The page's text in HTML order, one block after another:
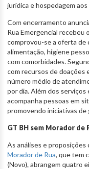
jurídica e hospedagem
Com encerramento
Rua Emergencial recebeu
comprovou-se a oferta de
alimentação, higiene
com comorbidades.
com recursos de doações
número médio de
por dia. Além dos
acompanha pessoas em
promovendo iniciativas de
GT BH sem Morador de
As análises e proposições
Morador de Rua, que tem
(Novo), abrangem quatro